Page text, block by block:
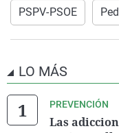
PSPV-PSOE
LO MÁS
PREVENCIÓN
Las